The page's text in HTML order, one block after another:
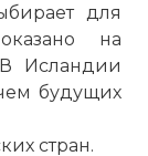
для
на
Исландии
будущих
стран.